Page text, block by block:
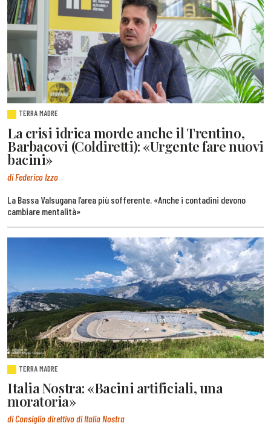
TERRA MADRE
La crisi idrica morde anche il Trentino,
Barbacovi (Coldiretti): «Urgente fare nuovi
bacini»
di Federico Izzo
La Bassa Valsugana l’area più sofferente. «Anche i contadini devono
cambiare mentalità»
TERRA MADRE
Italia Nostra: «Bacini artificiali, una
moratoria»
di Consiglio direttivo di Italia Nostra